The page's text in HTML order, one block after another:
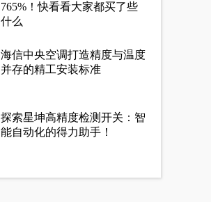
765%！快看看大家都买了些
什么
海信中央空调打造精度与温度
并存的精工安装标准
探索星坤高精度检测开关：智
能自动化的得力助手！